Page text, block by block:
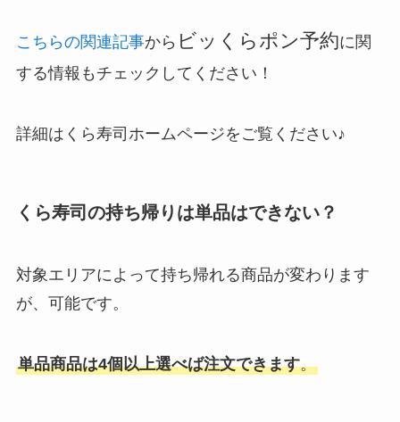
こちらの関連記事から ビッくらポン予約に関
する情報もチェックしてください！
詳細はくら寿司ホームページをご覧ください♪
くら寿司の持ち帰りは単品はできない？
対象エリアによって持ち帰れる商品が変わります
が、可能です。
単品商品は4個以上選べば注文できます。